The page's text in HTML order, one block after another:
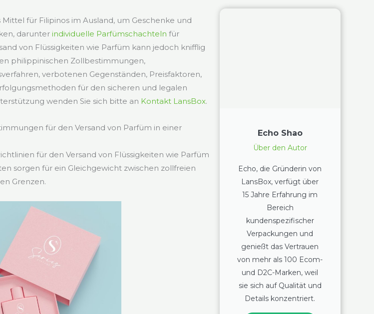
für Filipinos im Ausland, um Geschenke und
darunterindividuelle Parfümschachteln für
von Flüssigkeiten wie Parfüm kann jedoch knifflig
philippinischen Zollbestimmungen,
verbotenen Gegenständen, Preisfaktoren,
für den sicheren und legalen
wenden Sie sich bitte an Kontakt LansBox.
für den Versand von Parfüm in einer
für den Versand von Flüssigkeiten wie Parfüm
sorgen für ein Gleichgewicht zwischen zollfreien
Grenzen.
Echo Shao
Über den Autor
Echo, die Gründerin von
LansBox, verfügt über
15 Jahre Erfahrung im
Bereich
kundenspezifischer
Verpackungen und
genießt das Vertrauen
von mehr als 100 Ecom-
und D2C-Marken, weil
sie sich auf Qualität und
Details konzentriert.